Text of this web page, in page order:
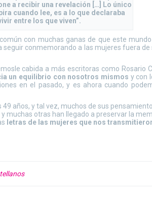
a recibir una revelación […] Lo único
cuando lee, es a lo que declaraba
entre los que viven”.
con muchas ganas de que este
conmemorando a las mujeres fuera
cabida a más escritoras como Rosario
un equilibrio con nosotros mismos y con
en el pasado, y es ahora cuando
años, y tal vez, muchos de sus
y muchas otras han llegado a preservar la
letras de las mujeres que nos